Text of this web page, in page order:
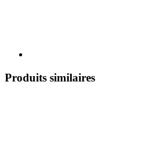
Produits similaires